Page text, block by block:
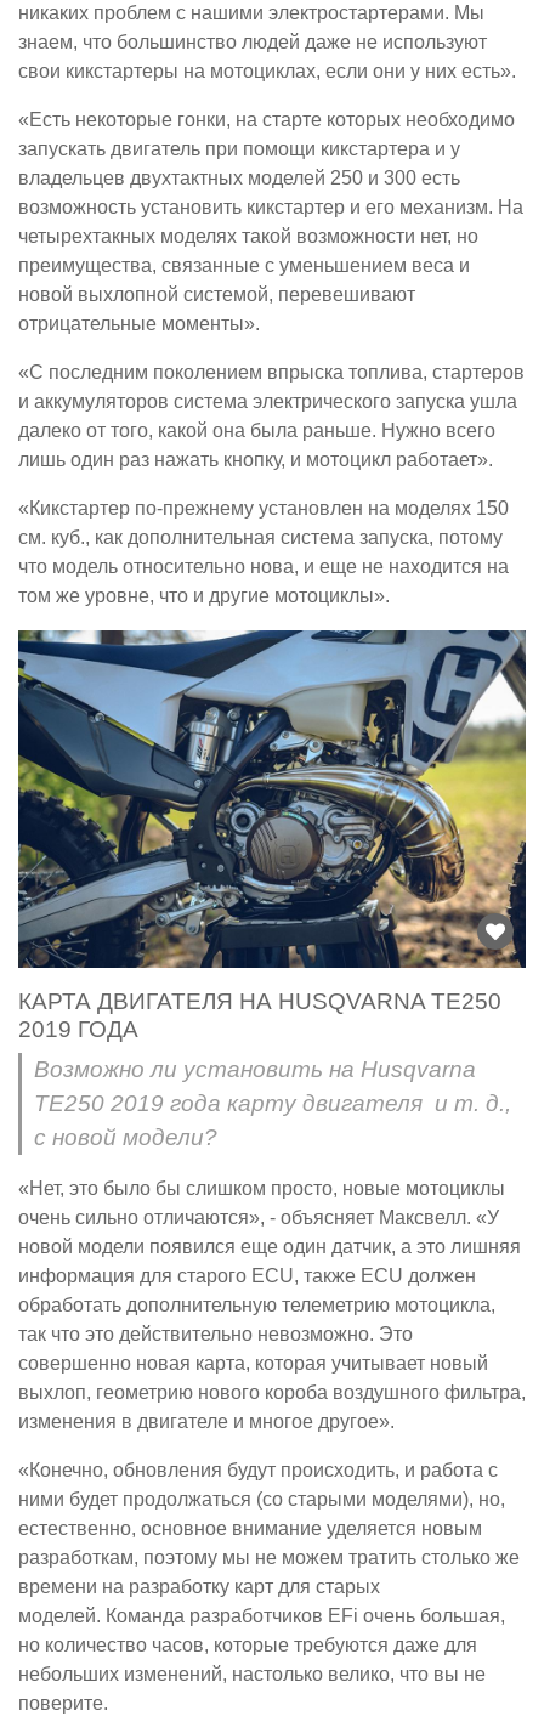
никаких проблем с нашими электростартерами. Мы
знаем, что большинство людей даже не используют
свои кикстартеры на мотоциклах, если они у них есть».
«Есть некоторые гонки, на старте которых необходимо
запускать двигатель при помощи кикстартера и у
владельцев двухтактных моделей 250 и 300 есть
возможность установить кикстартер и его механизм. На
четырехтакных моделях такой возможности нет, но
преимущества, связанные с уменьшением веса и
новой выхлопной системой, перевешивают
отрицательные моменты».
«С последним поколением впрыска топлива, стартеров
и аккумуляторов система электрического запуска ушла
далеко от того, какой она была раньше. Нужно всего
лишь один раз нажать кнопку, и мотоцикл работает».
«Кикстартер по-прежнему установлен на моделях 150
см. куб., как дополнительная система запуска, потому
что модель относительно нова, и еще не находится на
том же уровне, что и другие мотоциклы».
КАРТА ДВИГАТЕЛЯ НА HUSQVARNA TE250
2019 ГОДА
Возможно ли установить на Husqvarna
TE250 2019 года карту двигателя и т. д.,
с новой модели?
«Нет, это было бы слишком просто, новые мотоциклы
очень сильно отличаются», - объясняет Максвелл. «У
новой модели появился еще один датчик, а это лишняя
информация для старого ECU, также ECU должен
обработать дополнительную телеметрию мотоцикла,
так что это действительно невозможно. Это
совершенно новая карта, которая учитывает новый
выхлоп, геометрию нового короба воздушного фильтра,
изменения в двигателе и многое другое».
«Конечно, обновления будут происходить, и работа с
ними будет продолжаться (со старыми моделями), но,
естественно, основное внимание уделяется новым
разработкам, поэтому мы не можем тратить столько же
времени на разработку карт для старых
моделей. Команда разработчиков EFi очень большая,
но количество часов, которые требуются даже для
небольших изменений, настолько велико, что вы не
поверите.